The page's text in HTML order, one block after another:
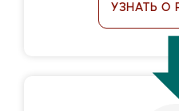
УЗНАТЬ О